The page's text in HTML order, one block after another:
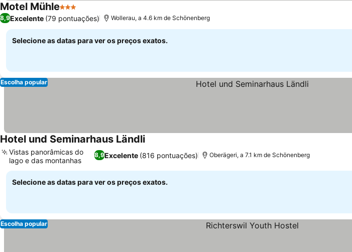
Motel Mühle3 Estrelas
8,9Excelente (79 pontuações) Wollerau, a 4.6 km de Schönenberg
Selecione as datas para ver os preços exatos.
Escolha popular
Hotel und Seminarhaus Ländli
8,9Excelente (816 pontuações)
Vistas panorâmicas do
lago e das montanhas
Oberägeri, a 7.1 km de Schönenberg
Selecione as datas para ver os preços exatos.
Escolha popular